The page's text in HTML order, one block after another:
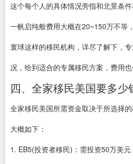
这个每个人的具体情况旁指和北景条件
一帆启纯般费用大概在20~150万不等
寰球这样的移民机构，详尽了解下，
况，给到适合的专属移民方案，费用也
四、全家移民美国要多少
全家移民美国所需资金取决于所选择
大概如下：
1. EB5(投资者移民)：需投资50万美